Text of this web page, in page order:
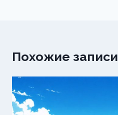
Похожие записи